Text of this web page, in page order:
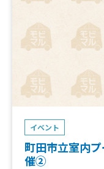
イベント
町田市立室内
催②